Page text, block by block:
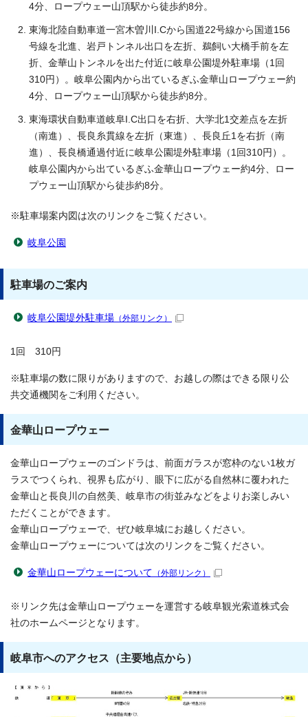
4分、ロープウェー山頂駅から徒歩約8分。
東海北陸自動車道一宮木曽川I.Cから国道22号線から国道156
号線を北進、岩戸トンネル出口を左折、鵜飼い大橋手前を左
折、金華山トンネルを出た付近に岐阜公園堤外駐車場（1回
310円）。岐阜公園内から出ているぎふ金華山ロープウェー約
4分、ロープウェー山頂駅から徒歩約8分。
東海環状自動車道岐阜I.C出口を右折、大学北1交差点を左折
（南進）、長良糸貫線を左折（東進）、長良丘1を右折（南
進）、長良橋通過付近に岐阜公園堤外駐車場（1回310円）。
岐阜公園内から出ているぎふ金華山ロープウェー約4分、ロー
プウェー山頂駅から徒歩約8分。
※駐車場案内図は次のリンクをご覧ください。
岐阜公園
駐車場のご案内
岐阜公園堤外駐車場 （外部リンク）
1回 310円
※駐車場の数に限りがありますので、お越しの際はできる限り公
共交通機関をご利用ください。
金華山ロープウェー
金華山ロープウェーのゴンドラは、前面ガラスが窓枠のない1枚ガ
ラスでつくられ、視界も広がり、眼下に広がる自然林に覆われた
金華山と長良川の自然美、岐阜市の街並みなどをよりお楽しみい
ただくことができます。
金華山ロープウェーで、ぜひ岐阜城にお越しください。
金華山ロープウェーについては次のリンクをご覧ください。
金華山ロープウェーについて （外部リンク）
※リンク先は金華山ロープウェーを運営する岐阜観光索道株式会
社のホームページとなります。
岐阜市へのアクセス（主要地点から）